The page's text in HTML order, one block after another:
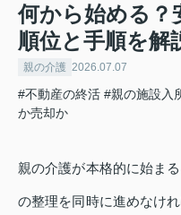
何から始める？
順位と手順を解
親の介護 2026.07.07
#不動産の終活 #親の施設入
か売却か
親の介護が本格的に始ま
の整理を同時に進めなけ